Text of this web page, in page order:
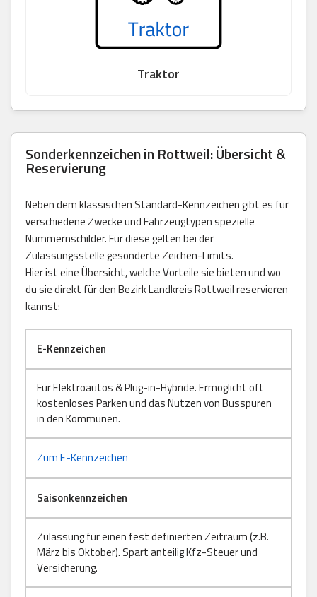
Traktor
Sonderkennzeichen in Rottweil: Übersicht &
Reservierung
Neben dem klassischen Standard-Kennzeichen gibt es für
verschiedene Zwecke und Fahrzeugtypen spezielle
Nummernschilder. Für diese gelten bei der
Zulassungsstelle gesonderte Zeichen-Limits.
Hier ist eine Übersicht, welche Vorteile sie bieten und wo
du sie direkt für den Bezirk Landkreis Rottweil reservieren
kannst:
E-Kennzeichen
Für Elektroautos & Plug-in-Hybride. Ermöglicht oft
kostenloses Parken und das Nutzen von Busspuren
in den Kommunen.
Zum E-Kennzeichen
Saisonkennzeichen
Zulassung für einen fest definierten Zeitraum (z.B.
März bis Oktober). Spart anteilig Kfz-Steuer und
Versicherung.